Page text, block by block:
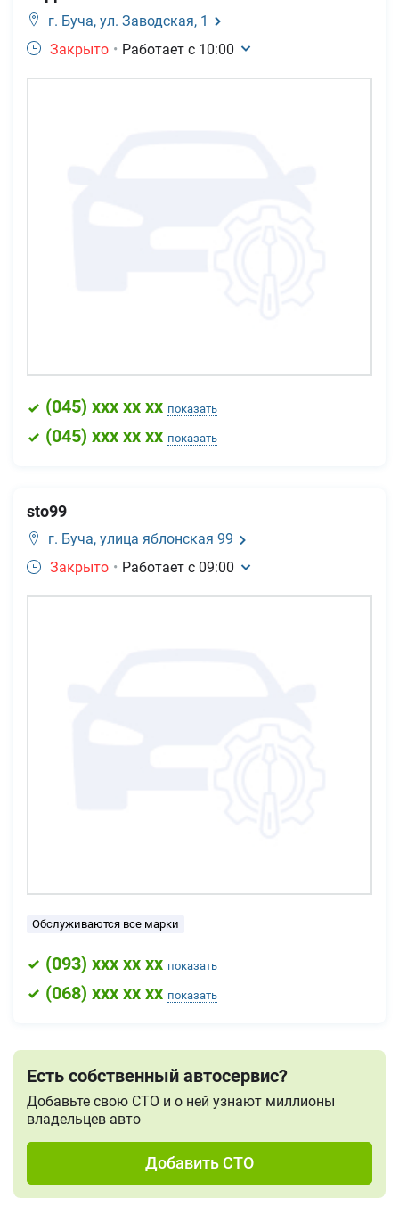
г. Буча, ул. Заводская, 1
Закрыто • Работает с 10:00
(045) xxx xx xx показать
(045) xxx xx xx показать
sto99
г. Буча, улица яблонская 99
Закрыто • Работает с 09:00
Обслуживаются все марки
(093) xxx xx xx показать
(068) xxx xx xx показать
Есть собственный автосервис?
Добавьте свою СТО и о ней узнают миллионы
владельцев авто
Добавить СТО